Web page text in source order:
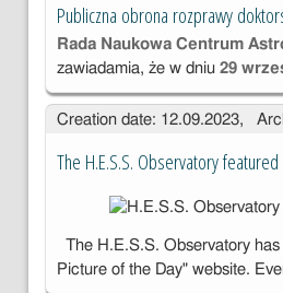
Publiczna obrona rozprawy
Rada Naukowa Centrum
zawiadamia, że w dniu29
Creation date: 12.09.2023,
The H.E.S.S. Observatory
The H.E.S.S. Observatory
Picture of the Day" website.